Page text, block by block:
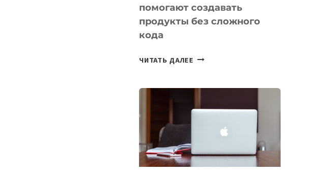
помогают создавать
продукты без сложного
кода
ЧИТАТЬ ДАЛЕЕ
КОТОРЫЕ
СОЗДАВАТЬ
БЕЗ